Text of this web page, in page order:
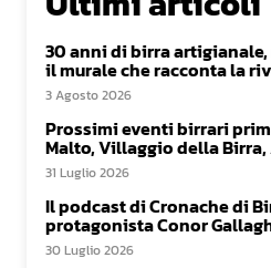
30 anni di birra
il murale che racconta la
3 Agosto 2026
Prossimi eventi birrari
Malto, Villaggio della
31 Luglio 2026
Il podcast di Cronache di
protagonista Conor
30 Luglio 2026